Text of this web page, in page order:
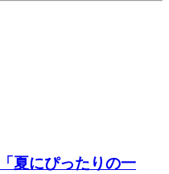
夏にぴったりの一